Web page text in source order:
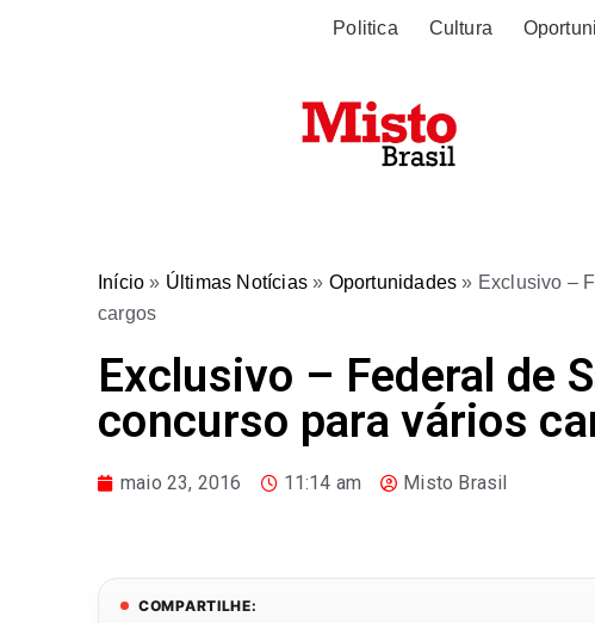
Politica Cultura
Início » Últimas Notícias » Oportunidades » Exclusivo –
cargos
Exclusivo – Federal de
concurso para vários
maio 23, 2016 11:14 am Misto Brasil
COMPARTILHE: